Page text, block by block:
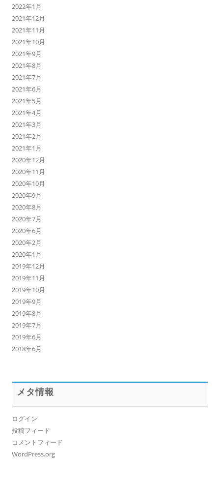
2022年1月
2021年12月
2021年11月
2021年10月
2021年9月
2021年8月
2021年7月
2021年6月
2021年5月
2021年4月
2021年3月
2021年2月
2021年1月
2020年12月
2020年11月
2020年10月
2020年9月
2020年8月
2020年7月
2020年6月
2020年2月
2020年1月
2019年12月
2019年11月
2019年10月
2019年9月
2019年8月
2019年7月
2019年6月
2018年6月
メタ情報
ログイン
投稿フィード
コメントフィード
WordPress.org